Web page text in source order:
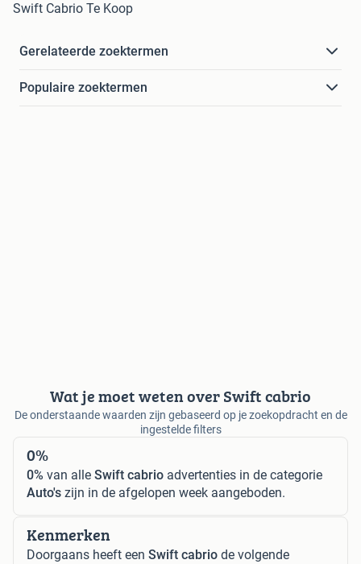
Swift Cabrio Te Koop
Gerelateerde zoektermen
Populaire zoektermen
Wat je moet weten over Swift cabrio
De onderstaande waarden zijn gebaseerd op je zoekopdracht en de
ingestelde filters
0%
0% van alle Swift cabrio advertenties in de categorie
Auto's zijn in de afgelopen week aangeboden.
Kenmerken
Doorgaans heeft een Swift cabrio de volgende